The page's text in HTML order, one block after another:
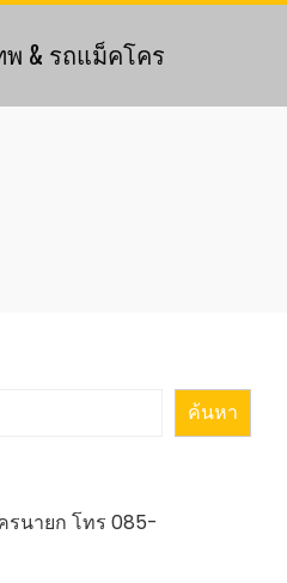
& รถแม็คโคร
ค้นหา
รนายก โทร 085-